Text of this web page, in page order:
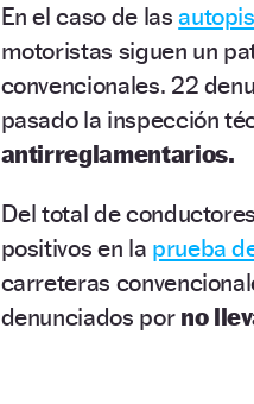
En el caso de las
motoristas siguen un
convencionales. 22
pasado la inspección
antirreglamentarios.
Del total de
positivos en la prueba
carreteras
denunciados por no